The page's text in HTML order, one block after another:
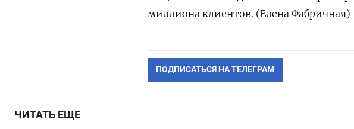
миллиона клиентов. (Елена Фабричная)
ПОДПИСАТЬСЯ НА ТЕЛЕГРАМ
ЧИТАТЬ ЕЩЕ